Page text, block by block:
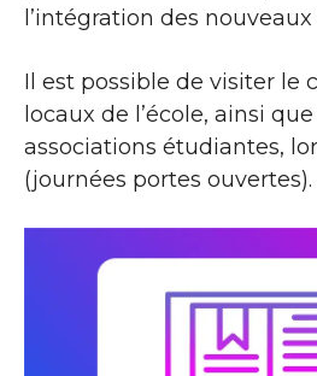
l’intégration des
Il est possible de visiter le
locaux de l’école, ainsi
associations étudiantes,
(journées portes ouvertes).